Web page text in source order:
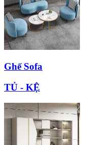
Ghế Sofa
TỦ - KỆ